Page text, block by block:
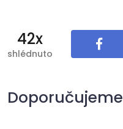
42x
shlédnuto
Doporučujeme